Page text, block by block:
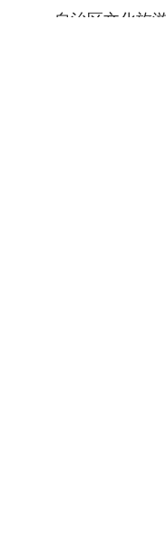
自治区文化旅